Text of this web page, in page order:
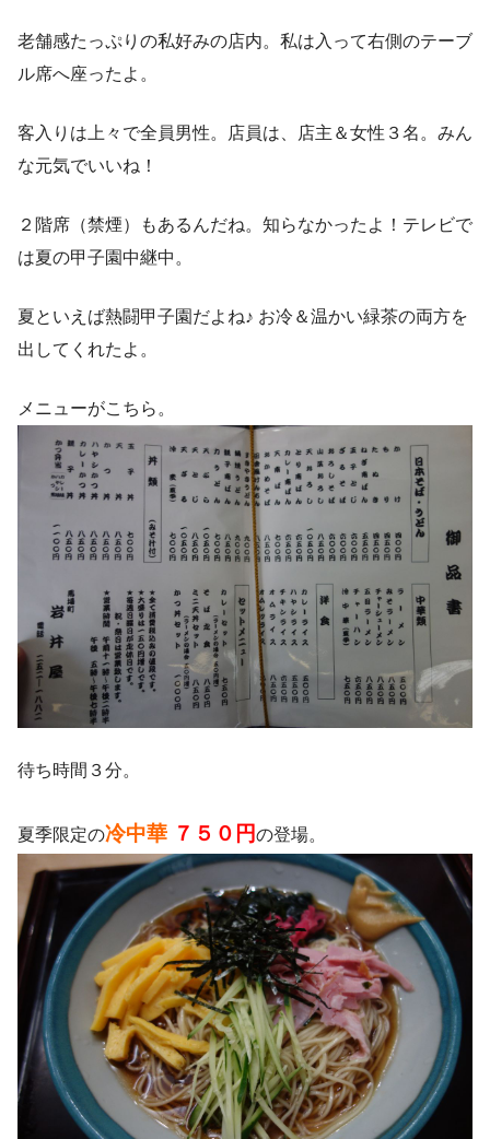
老舗感たっぷりの私好みの店内。私は入って右側のテーブ
ル席へ座ったよ。
客入りは上々で全員男性。店員は、店主＆女性３名。みん
な元気でいいね！
２階席（禁煙）もあるんだね。知らなかったよ！テレビで
は夏の甲子園中継中。
夏といえば熱闘甲子園だよね♪ お冷＆温かい緑茶の両方を
出してくれたよ。
メニューがこちら。
待ち時間３分。
夏季限定の冷中華 ７５０円の登場。